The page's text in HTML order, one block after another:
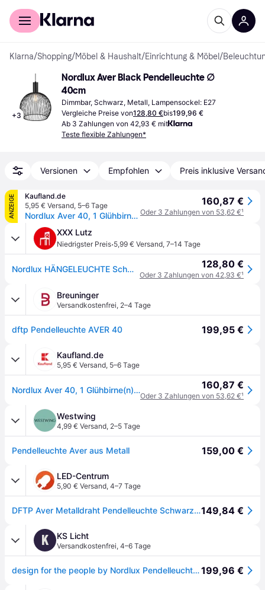
Für Shopper
Klarna/Shopping/Möbel & Haushalt/Einrichtung & Möbel /
+3
Nordlux Aver Black Pendelleuchte ∅
40cm
Dimmbar, Schwarz, Metall, Lampensockel: E27
Vergleiche Preise von128,80 €bis199,96 €
Ab 3 Zahlungen von 42,93 € mit
Teste flexible Zahlungen*
Versionen Empfohlen Preis inklusive
ANZEIGE
Kaufland.de
5,95 € Versand, 5–6 Tage
Nordlux Aver 40, 1 Glühbirne(n), E27, IP20, Schwarz
160,87 €
Oder 3 Zahlungen von 53,62 €¹
XXX Lutz
Niedrigster Preis·5,99 € Versand, 7–14 Tage
Nordlux HÄNGELEUCHTE Schwarz 128,80 €
Oder 3 Zahlungen von 42,93 €¹
Breuninger
Versandkostenfrei, 2–4 Tage
dftp Pendelleuchte AVER 40 199,95 €
Kaufland.de
5,95 € Versand, 5–6 Tage
Nordlux Aver 40, 1 Glühbirne(n), E27, IP20, Schwarz 160,87 €
Oder 3 Zahlungen von 53,62 €¹
Westwing
4,99 € Versand, 2–5 Tage
Pendelleuchte Aver aus Metall 159,00 €
LED-Centrum
5,90 € Versand, 4–7 Tage
DFTP Aver Metalldraht Pendelleuchte Schwarz ø40cm149,84 €
K KS Licht
Versandkostenfrei, 4–6 Tage
design for the people by Nordlux Pendelleuchte AVER 40, E27, IP20, schwarz NORD-84253003199,96 €